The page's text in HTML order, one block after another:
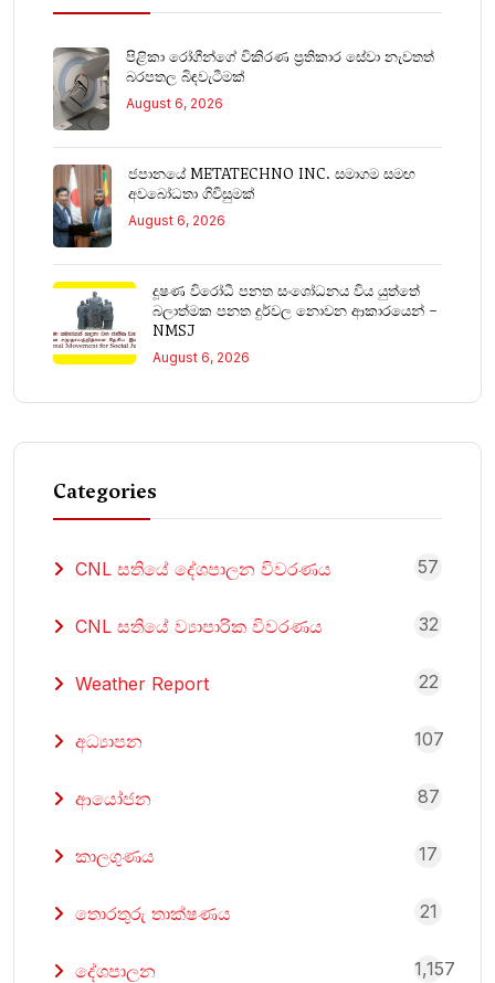
පිළිකා රෝගීන්ගේ විකිරණ ප්‍රතිකාර සේවා නැවතත්
බරපතල බිඳවැටීමක්
August 6, 2026
ජපානයේ METATECHNO INC. සමාගම සමඟ
අවබෝධතා ගිවිසුමක්
August 6, 2026
දූෂණ විරෝධී පනත සංශෝධනය විය යුත්තේ
බලාත්මක පනත දුර්වල නොවන ආකාරයෙන් –
NMSJ
August 6, 2026
Categories
CNL සතියේ දේශපාලන විවරණය 57
CNL සතියේ ව්‍යාපාරික විවරණය 32
Weather Report 22
අධ්‍යාපන 107
ආයෝජන 87
කාලගුණය 17
තොරතුරු තාක්ෂණය 21
දේශපාලන 1,157